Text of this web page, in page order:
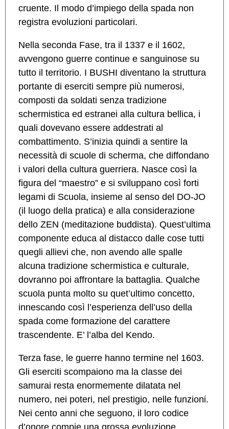
cruente. Il modo d’impiego della spada non
registra evoluzioni particolari.
Nella seconda Fase, tra il 1337 e il 1602,
avvengono guerre continue e sanguinose su
tutto il territorio. I BUSHI diventano la struttura
portante di eserciti sempre più numerosi,
composti da soldati senza tradizione
schermistica ed estranei alla cultura bellica, i
quali dovevano essere addestrati al
combattimento. S’inizia quindi a sentire la
necessità di scuole di scherma, che diffondano
i valori della cultura guerriera. Nasce così la
figura del “maestro” e si sviluppano così forti
legami di Scuola, insieme al senso del DO-JO
(il luogo della pratica) e alla considerazione
dello ZEN (meditazione buddista). Quest’ultima
componente educa al distacco dalle cose tutti
quegli allievi che, non avendo alle spalle
alcuna tradizione schermistica e culturale,
dovranno poi affrontare la battaglia. Qualche
scuola punta molto su quet’ultimo concetto,
innescando così l’esperienza dell’uso della
spada come formazione del carattere
trascendente. E’ l’alba del Kendo.
Terza fase, le guerre hanno termine nel 1603.
Gli eserciti scompaiono ma la classe dei
samurai resta enormemente dilatata nel
numero, nei poteri, nel prestigio, nelle funzioni.
Nei cento anni che seguono, il loro codice
d’onore compie una grossa evoluzione